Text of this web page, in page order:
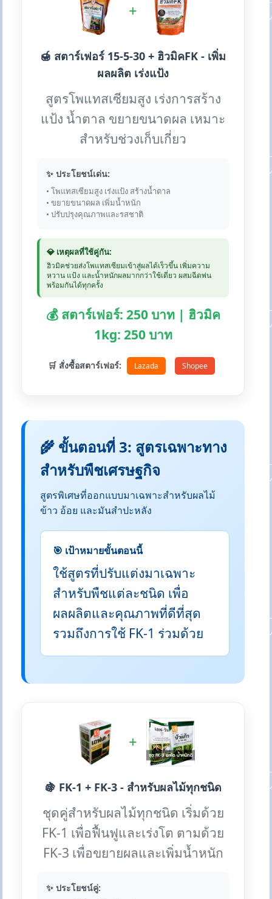
+
🍯 สตาร์เฟอร์ 15-5-30 + ฮิวมิคFK - เพิ่ม
ผลผลิต เร่งแป้ง
สูตรโพแทสเซียมสูง เร่งการสร้าง
แป้ง น้ำตาล ขยายขนาดผล เหมาะ
สำหรับช่วงเก็บเกี่ยว
✨ ประโยชน์เด่น:
• โพแทสเซียมสูง เร่งแป้ง สร้างน้ำตาล
• ขยายขนาดผล เพิ่มน้ำหนัก
• ปรับปรุงคุณภาพและรสชาติ
💎 เหตุผลที่ใช้คู่กัน:
ฮิวมิคช่วยส่งโพแทสเซียมเข้าสู่ผลได้เร็วขึ้น เพิ่มความ
หวาน แป้ง และน้ำหนักผลมากกว่าใช้เดี่ยว ผสมฉีดพ่น
พร้อมกันได้ทุกครั้ง
💰 สตาร์เฟอร์: 250 บาท | ฮิวมิค
1kg: 250 บาท
🛒 สั่งซื้อสตาร์เฟอร์: Lazada Shopee
🌾 ขั้นตอนที่ 3: สูตรเฉพาะทาง
สำหรับพืชเศรษฐกิจ
สูตรพิเศษที่ออกแบบมาเฉพาะสำหรับผลไม้
ข้าว อ้อย และมันสำปะหลัง
🎯 เป้าหมายขั้นตอนนี้
ใช้สูตรที่ปรับแต่งมาเฉพาะ
สำหรับพืชแต่ละชนิด เพื่อ
ผลผลิตและคุณภาพที่ดีที่สุด
รวมถึงการใช้ FK-1 ร่วมด้วย
+
🍇 FK-1 + FK-3 - สำหรับผลไม้ทุกชนิด
ชุดคู่สำหรับผลไม้ทุกชนิด เริ่มด้วย
FK-1 เพื่อฟื้นฟูและเร่งโต ตามด้วย
FK-3 เพื่อขยายผลและเพิ่มน้ำหนัก
✨ ประโยชน์คู่: